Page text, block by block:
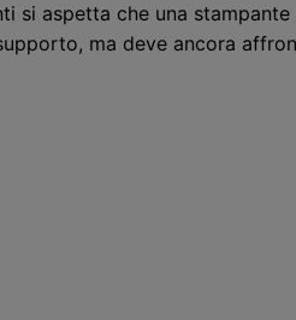
aspetta che una
ma deve ancora